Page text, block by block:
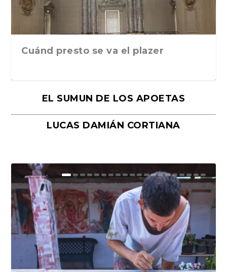
Cuánd presto se va el plazer
Moral, de Lyra Ekström Lindbäck.
Traducción de Car...
Revolución, de Hugo Gonçalves.
Libros del Asteroid...
«La música ha sido el gran amor de
mi vida». Esthe...
«El barman del Ritz», de Philippe
Collin. Traducci...
Mañanas de editorial, noches de
Bocaccio
EL SUMUN DE LOS APOETAS
LUCAS DAMIÁN CORTIANA